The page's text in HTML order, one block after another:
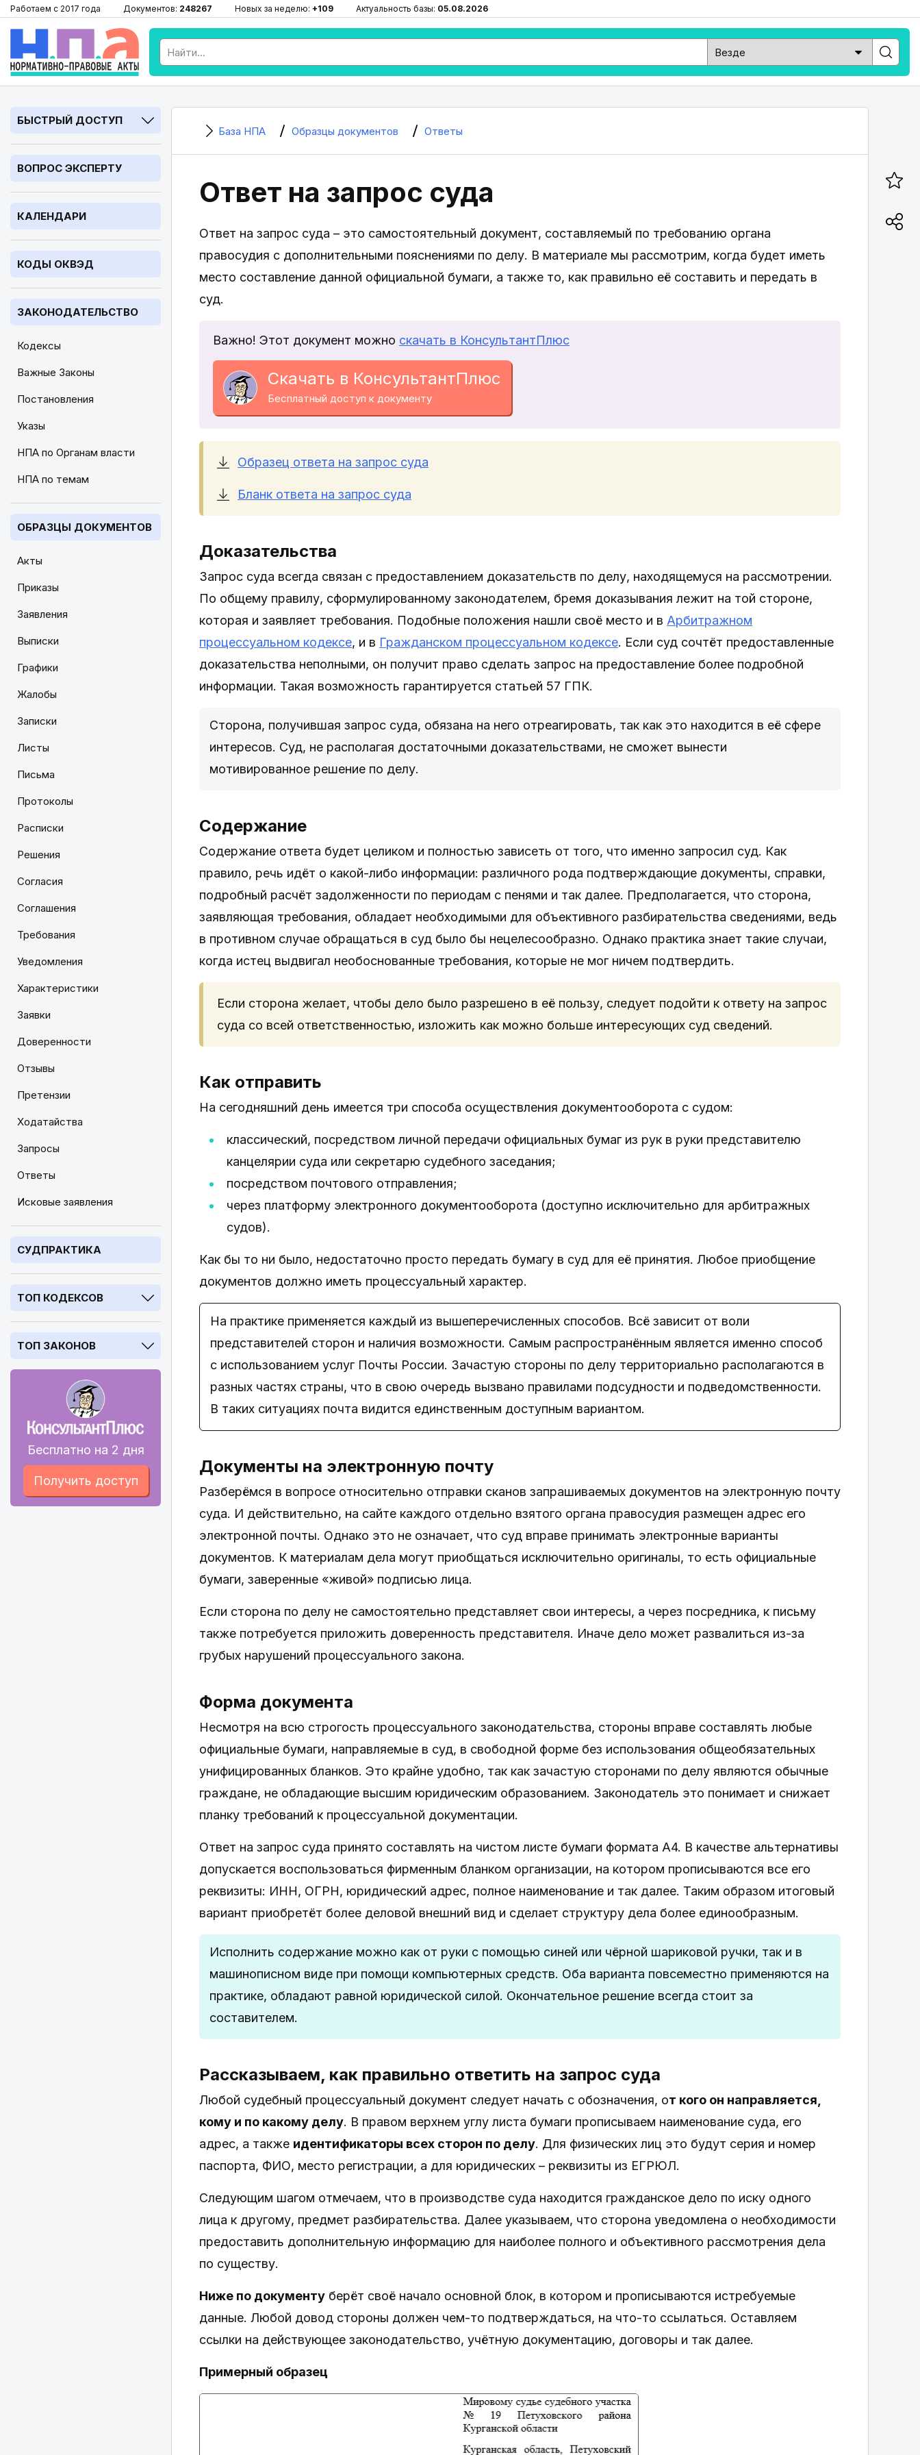
Работаем с 2017 года Документов: 248267 Новых за неделю: +109 Актуальность базы: 05.08.2026
БЫСТРЫЙ ДОСТУП
ВОПРОС ЭКСПЕРТУ
КАЛЕНДАРИ
КОДЫ ОКВЭД
ЗАКОНОДАТЕЛЬСТВО
Кодексы
Важные Законы
Постановления
Указы
НПА по Органам власти
НПА по темам
ОБРАЗЦЫ ДОКУМЕНТОВ
Акты
Приказы
Заявления
Выписки
Графики
Жалобы
Записки
Листы
Письма
Протоколы
Расписки
Решения
Согласия
Соглашения
Требования
Уведомления
Характеристики
Заявки
Доверенности
Отзывы
Претензии
Ходатайства
Запросы
Ответы
Исковые заявления
СУДПРАКТИКА
ТОП КОДЕКСОВ
ТОП ЗАКОНОВ
Бесплатно на 2 дня
Получить доступ
База НПА Образцы документов Ответы
Ответ на запрос суда
Ответ на запрос суда – это самостоятельный документ, составляемый по требованию органа
правосудия с дополнительными пояснениями по делу. В материале мы рассмотрим, когда будет иметь
место составление данной официальной бумаги, а также то, как правильно её составить и передать в
суд.
Важно! Этот документ можно скачать в КонсультантПлюс
Скачать в КонсультантПлюс
Бесплатный доступ к документу
Образец ответа на запрос суда
Бланк ответа на запрос суда
Доказательства
Запрос суда всегда связан с предоставлением доказательств по делу, находящемуся на рассмотрении.
По общему правилу, сформулированному законодателем, бремя доказывания лежит на той стороне,
которая и заявляет требования. Подобные положения нашли своё место и в Арбитражном
процессуальном кодексе, и в Гражданском процессуальном кодексе. Если суд сочтёт предоставленные
доказательства неполными, он получит право сделать запрос на предоставление более подробной
информации. Такая возможность гарантируется статьей 57 ГПК.
Сторона, получившая запрос суда, обязана на него отреагировать, так как это находится в её сфере
интересов. Суд, не располагая достаточными доказательствами, не сможет вынести
мотивированное решение по делу.
Содержание
Содержание ответа будет целиком и полностью зависеть от того, что именно запросил суд. Как
правило, речь идёт о какой-либо информации: различного рода подтверждающие документы, справки,
подробный расчёт задолженности по периодам с пенями и так далее. Предполагается, что сторона,
заявляющая требования, обладает необходимыми для объективного разбирательства сведениями, ведь
в противном случае обращаться в суд было бы нецелесообразно. Однако практика знает такие случаи,
когда истец выдвигал необоснованные требования, которые не мог ничем подтвердить.
Если сторона желает, чтобы дело было разрешено в её пользу, следует подойти к ответу на запрос
суда со всей ответственностью, изложить как можно больше интересующих суд сведений.
Как отправить
На сегодняшний день имеется три способа осуществления документооборота с судом:
классический, посредством личной передачи официальных бумаг из рук в руки представителю
канцелярии суда или секретарю судебного заседания;
посредством почтового отправления;
через платформу электронного документооборота (доступно исключительно для арбитражных
судов).
Как бы то ни было, недостаточно просто передать бумагу в суд для её принятия. Любое приобщение
документов должно иметь процессуальный характер.
На практике применяется каждый из вышеперечисленных способов. Всё зависит от воли
представителей сторон и наличия возможности. Самым распространённым является именно способ
с использованием услуг Почты России. Зачастую стороны по делу территориально располагаются в
разных частях страны, что в свою очередь вызвано правилами подсудности и подведомственности.
В таких ситуациях почта видится единственным доступным вариантом.
Документы на электронную почту
Разберёмся в вопросе относительно отправки сканов запрашиваемых документов на электронную почту
суда. И действительно, на сайте каждого отдельно взятого органа правосудия размещен адрес его
электронной почты. Однако это не означает, что суд вправе принимать электронные варианты
документов. К материалам дела могут приобщаться исключительно оригиналы, то есть официальные
бумаги, заверенные «живой» подписью лица.
Если сторона по делу не самостоятельно представляет свои интересы, а через посредника, к письму
также потребуется приложить доверенность представителя. Иначе дело может развалиться из-за
грубых нарушений процессуального закона.
Форма документа
Несмотря на всю строгость процессуального законодательства, стороны вправе составлять любые
официальные бумаги, направляемые в суд, в свободной форме без использования общеобязательных
унифицированных бланков. Это крайне удобно, так как зачастую сторонами по делу являются обычные
граждане, не обладающие высшим юридическим образованием. Законодатель это понимает и снижает
планку требований к процессуальной документации.
Ответ на запрос суда принято составлять на чистом листе бумаги формата А4. В качестве альтернативы
допускается воспользоваться фирменным бланком организации, на котором прописываются все его
реквизиты: ИНН, ОГРН, юридический адрес, полное наименование и так далее. Таким образом итоговый
вариант приобретёт более деловой внешний вид и сделает структуру дела более единообразным.
Исполнить содержание можно как от руки с помощью синей или чёрной шариковой ручки, так и в
машинописном виде при помощи компьютерных средств. Оба варианта повсеместно применяются на
практике, обладают равной юридической силой. Окончательное решение всегда стоит за
составителем.
Рассказываем, как правильно ответить на запрос суда
Любой судебный процессуальный документ следует начать с обозначения, от кого он направляется,
кому и по какому делу. В правом верхнем углу листа бумаги прописываем наименование суда, его
адрес, а также идентификаторы всех сторон по делу. Для физических лиц это будут серия и номер
паспорта, ФИО, место регистрации, а для юридических – реквизиты из ЕГРЮЛ.
Следующим шагом отмечаем, что в производстве суда находится гражданское дело по иску одного
лица к другому, предмет разбирательства. Далее указываем, что сторона уведомлена о необходимости
предоставить дополнительную информацию для наиболее полного и объективного рассмотрения дела
по существу.
Ниже по документу берёт своё начало основной блок, в котором и прописываются истребуемые
данные. Любой довод стороны должен чем-то подтверждаться, на что-то ссылаться. Оставляем
ссылки на действующее законодательство, учётную документацию, договоры и так далее.
Примерный образец